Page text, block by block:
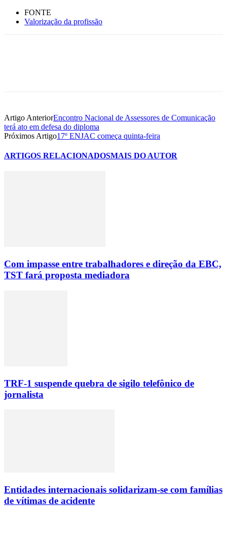
FONTE
Valorização da profissão
Artigo AnteriorEncontro Nacional de Assessores de Comunicação
terá ato em defesa do diploma
Próximos Artigo17º ENJAC começa quinta-feira
ARTIGOS RELACIONADOSMAIS DO AUTOR
Com impasse entre trabalhadores e direção da EBC,
TST fará proposta mediadora
TRF-1 suspende quebra de sigilo telefônico de
jornalista
Entidades internacionais solidarizam-se com famílias
de vítimas de acidente